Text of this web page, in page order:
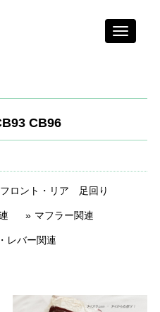
Toggle
CB96
フロント・リア 足回り
マフラー関連
レバー関連